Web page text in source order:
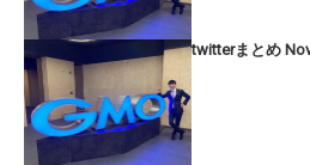
twitterまとめ